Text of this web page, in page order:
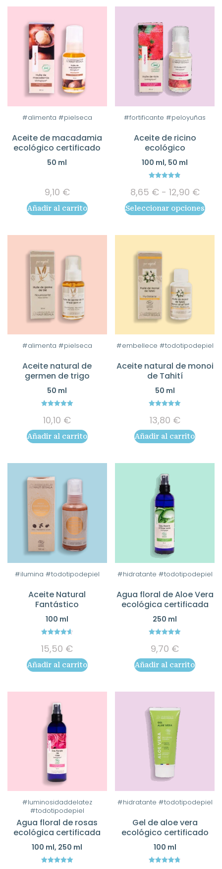
página
producto
#alimenta #pielseca
Aceite de macadamia
ecológico certificado
50 ml
9,10 €
Añadir al carrito
#fortificante #peloyuñas
Aceite de ricino
ecológico
100 ml, 50 ml
out of 5
8,65 € - 12,90 €
de
Seleccionar opciones
Este
tiene
múltiples
variantes.
Las
opciones
se
pueden
producto
#alimenta #pielseca
Aceite natural de
germen de trigo
50 ml
out of 5
10,10 €
Añadir al carrito
#embellece #todotipodepiel
Aceite natural de monoi
de Tahití
50 ml
out of 5
13,80 €
Añadir al carrito
#ilumina #todotipodepiel
Aceite Natural
Fantástico
100 ml
out of 5
15,50 €
Añadir al carrito
#hidratante #todotipodepiel
Agua floral de Aloe Vera
ecológica certificada
250 ml
out of 5
9,70 €
Añadir al carrito
#luminosidaddelatez
#todotipodepiel
Agua floral de rosas
ecológica certificada
100 ml, 250 ml
Este
producto
tiene
múltiples
variantes.
Las
#hidratante #todotipodepiel
Gel de aloe vera
ecológico certificado
100 ml